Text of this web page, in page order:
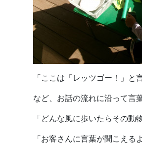
「ここは「レッツゴー！」と
など、お話の流れに沿って言
「どんな風に歩いたらその動
「お客さんに言葉が聞こえる